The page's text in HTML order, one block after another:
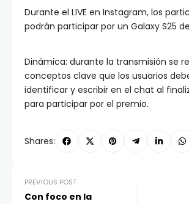
Durante el LIVE en Instagram, los
podrán participar por un Galaxy S25 de
Dinámica: durante la transmisión se
conceptos clave que los usuarios
identificar y escribir en el chat al
para participar por el premio.
Shares:
PREVIOUS POST
Con foco en la